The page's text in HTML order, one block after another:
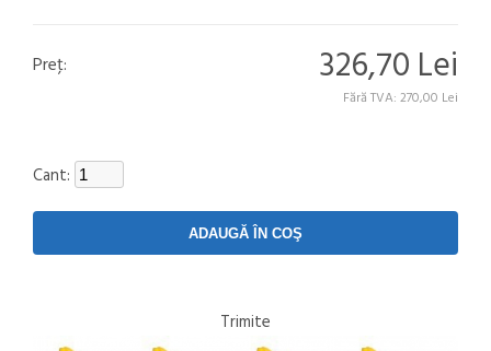
Preţ: 326,70 Lei
Fără TVA: 270,00 Lei
Cant:
Trimite